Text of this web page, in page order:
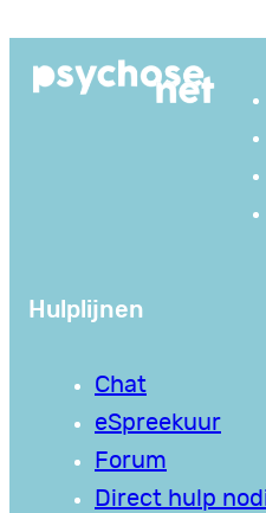
naar
Hulplijnen
Chat
eSpreekuur
Forum
Direct hulp